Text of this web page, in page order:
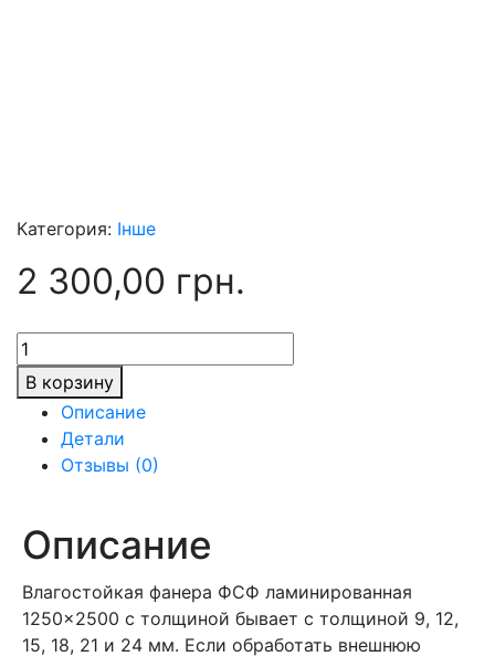
Категория: Інше
2 300,00 грн.
Количество
товара
Фанера
2500х1250х9
2/3
В корзину
Описание
Детали
Отзывы (0)
Описание
Влагостойкая фанера ФСФ ламинированная
1250×2500 с толщиной бывает с толщиной 9, 12,
15, 18, 21 и 24 мм. Если обработать внешнюю